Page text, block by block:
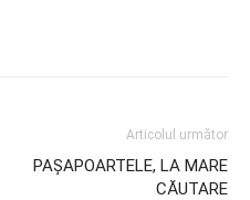
Articolul următor
PAȘAPOARTELE, LA MARE
CĂUTARE